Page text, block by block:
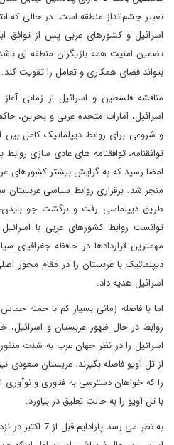
تغییر چشم‌انداز منطقه‌ است. در حالی که
تضمین امنیت همه بازیگران منطقه ای
بتواند فضای همکاری و تعامل را تقویت کند.
مناقشه فلسطین و اسرائیل از زمانی
اسرائیل، امارات متحده عربی و بحرین،
و شروعی برای روابط دیپلماتیک کامل بین
توافقنامه، توافقنامه های عادی سازی
امضا رسید که به گرایش بیشتر کشورهای
طریق دیپلماسی رفت و برگشت جو
توانست روابط کشورهای عربی با
مهمترین قراردادها در حافظه جغرافیای
دیپلماتیک با عربستان را در مقام محور
اسرائیل هدیه داد.
اما با فاصله زمانی بسیار کم با حمله
روابط در حال ظهور عربستان و
اسرائیل را در نظر جهان عرب به شدت
از تل آویو فاصله بگیرند. عربستان سعودی
را که خواهان دسترسی به فناوری و نوآوری
با تل آویو را به حالت تعلیق در بیاورد.
به نظر می رسد